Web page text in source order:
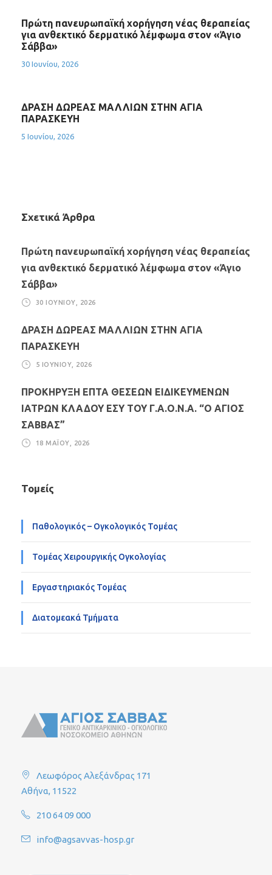
Πρώτη πανευρωπαϊκή χορήγηση νέας θεραπείας
για ανθεκτικό δερματικό λέμφωμα στον «Άγιο
Σάββα»
30 Ιουνίου, 2026
ΔΡΑΣΗ ΔΩΡΕΑΣ ΜΑΛΛΙΩΝ ΣΤΗΝ ΑΓΙΑ
ΠΑΡΑΣΚΕΥΗ
5 Ιουνίου, 2026
Σχετικά Άρθρα
Πρώτη πανευρωπαϊκή χορήγηση νέας θεραπείας
για ανθεκτικό δερματικό λέμφωμα στον «Άγιο
Σάββα»
30 ΙΟΥΝΊΟΥ, 2026
ΔΡΑΣΗ ΔΩΡΕΑΣ ΜΑΛΛΙΩΝ ΣΤΗΝ ΑΓΙΑ
ΠΑΡΑΣΚΕΥΗ
5 ΙΟΥΝΊΟΥ, 2026
ΠΡΟΚΗΡΥΞΗ ΕΠΤΑ ΘΕΣΕΩΝ ΕΙΔΙΚΕΥΜΕΝΩΝ
ΙΑΤΡΩΝ ΚΛΑΔΟΥ ΕΣΥ ΤΟΥ Γ.Α.Ο.Ν.Α. “Ο ΑΓΙΟΣ
ΣΑΒΒΑΣ”
18 ΜΑΪ́ΟΥ, 2026
Τομείς
Παθολογικός – Ογκολογικός Τομέας
Τομέας Χειρουργικής Ογκολογίας
Εργαστηριακός Τομέας
Διατομεακά Τμήματα
Λεωφόρος Αλεξάνδρας 171
Αθήνα, 11522
210 64 09 000
info@agsavvas-hosp.gr